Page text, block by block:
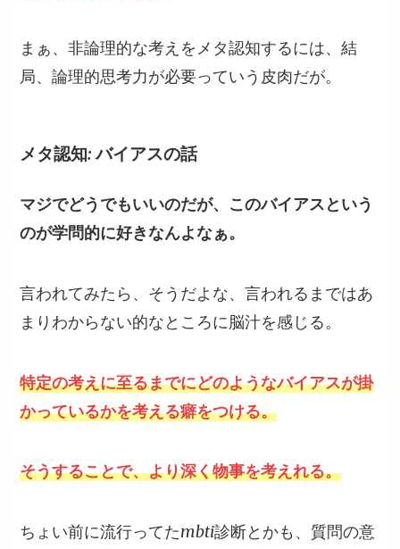
まぁ、非論理的な考えをメタ認知するには、結
局、論理的思考力が必要っていう皮肉だが。
メタ認知: バイアスの話
マジでどうでもいいのだが、このバイアスという
のが学問的に好きなんよなぁ。
言われてみたら、そうだよな、言われるまではあ
まりわからない的なところに脳汁を感じる。
特定の考えに至るまでにどのようなバイアスが掛
かっているかを考える癖をつける。
そうすることで、より深く物事を考えれる。
ちょい前に流行ってたmbti診断とかも、質問の意